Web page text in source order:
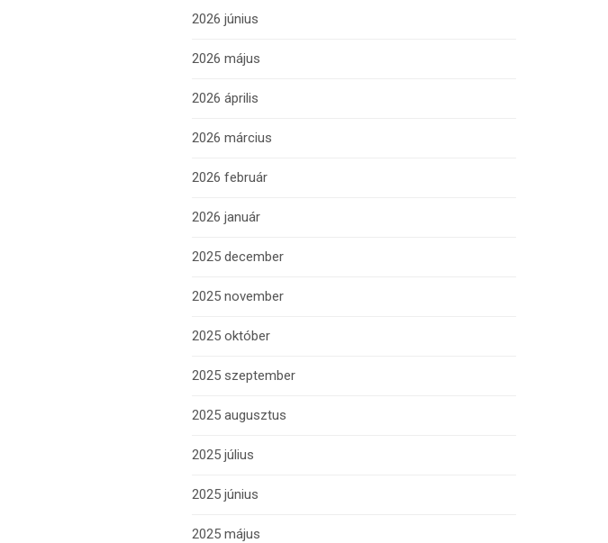
2026 június
2026 május
2026 április
2026 március
2026 február
2026 január
2025 december
2025 november
2025 október
2025 szeptember
2025 augusztus
2025 július
2025 június
2025 május